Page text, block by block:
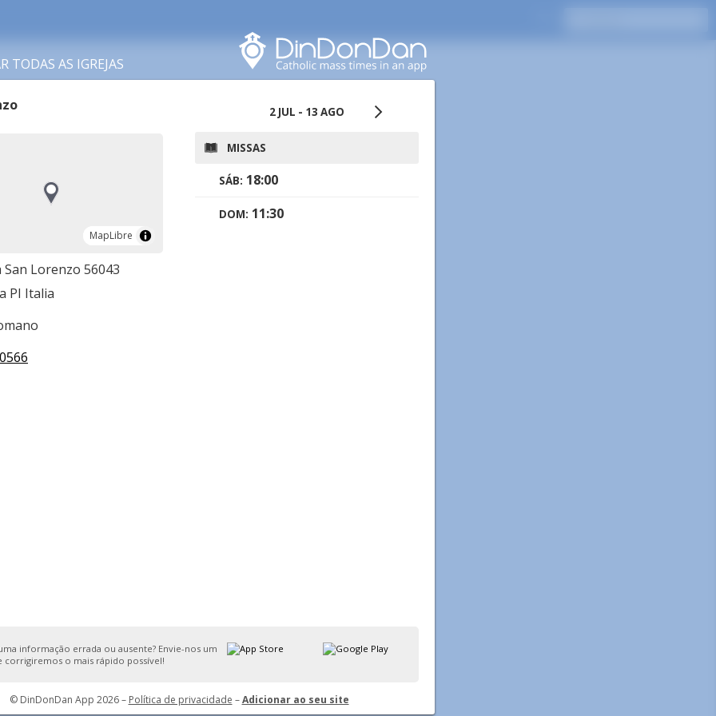
TODAS AS IGREJAS
MapLibre
MapLibre
San Lorenzo 56043
PI Italia
2 JUL - 13 AGO
MISSAS
SÁB: 18:00
DOM: 11:30
informação errada ou ausente? Envie-nos um
corrigiremos o mais rápido possível!
© DinDonDan App 2026 – Política de privacidade –Adicionar ao seu site